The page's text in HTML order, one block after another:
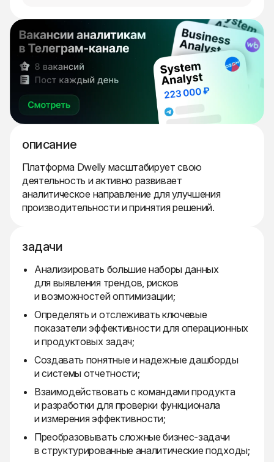
описание
Платформа Dwelly масштабирует свою
деятельность и активно развивает
аналитическое направление для улучшения
производительности и принятия решений.
задачи
Анализировать большие наборы данных
для выявления трендов, рисков
и возможностей оптимизации;
Определять и отслеживать ключевые
показатели эффективности для операционных
и продуктовых задач;
Создавать понятные и надежные дашборды
и системы отчетности;
Взаимодействовать с командами продукта
и разработки для проверки функционала
и измерения эффективности;
Преобразовывать сложные бизнес-задачи
в структурированные аналитические подходы;